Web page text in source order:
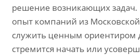
решение возникающих
опыт компаний из
служить ценным ориентиром
стремится начать или